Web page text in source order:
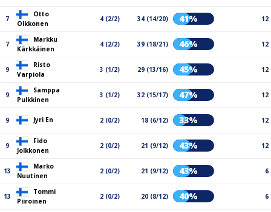
7
Otto
Olkkonen
4 (2/2) 34 (14/20) 41% 12
7
Markku
Kärkkäinen
4 (2/2) 39 (18/21) 46% 12
9
Risto
Varpiola
3 (1/2) 29 (13/16) 45% 12
9
Samppa
Pulkkinen
3 (1/2) 32 (15/17) 47% 12
9 Jyri En 2 (0/2) 18 (6/12) 33% 12
9
Fido
Jolkkonen
2 (0/2) 21 (9/12) 43% 12
13
Marko
Nuutinen
2 (0/2) 21 (9/12) 43% 6
13
Tommi
Piiroinen
2 (0/2) 20 (8/12) 40% 6